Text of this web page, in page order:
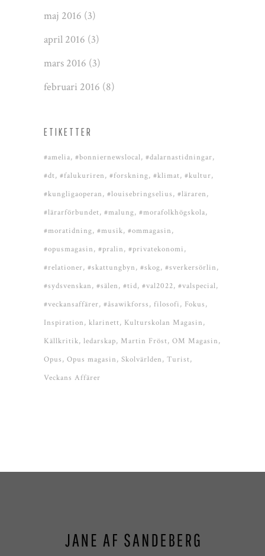
maj 2016 (3)
april 2016 (3)
mars 2016 (3)
februari 2016 (8)
ETIKETTER
#amelia #bonniernewslocal #dalarnastidningar
#dt #falukuriren #forskning #klimat #kultur
#kungligaoperan #louisebringselius #läraren
#lärarförbundet #malung #morafolkhögskola
#moratidning #musik #ommagasin
#opusmagasin #pralin #privatekonomi
#relationer #skattungbyn #skog #sverkersörlin
#sydsvenskan #sälen #tid #val2022 #valspecial
#veckansaffärer #åsawikforss filosofi
Fokus
Inspiration klarinett Kulturskolan Magasin
Källkritik ledarskap Martin Fröst OM Magasin
Opus Opus magasin Skolvärlden Turist
Veckans Affärer